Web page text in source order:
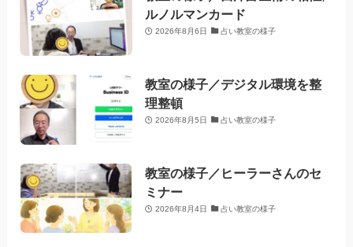
ルノルマンカード
2026年8月6日 占い教室の様子
教室の様子／デジタル環境を整
理整頓
2026年8月5日 占い教室の様子
教室の様子／ヒーラーさんのセ
ミナー
2026年8月4日 占い教室の様子